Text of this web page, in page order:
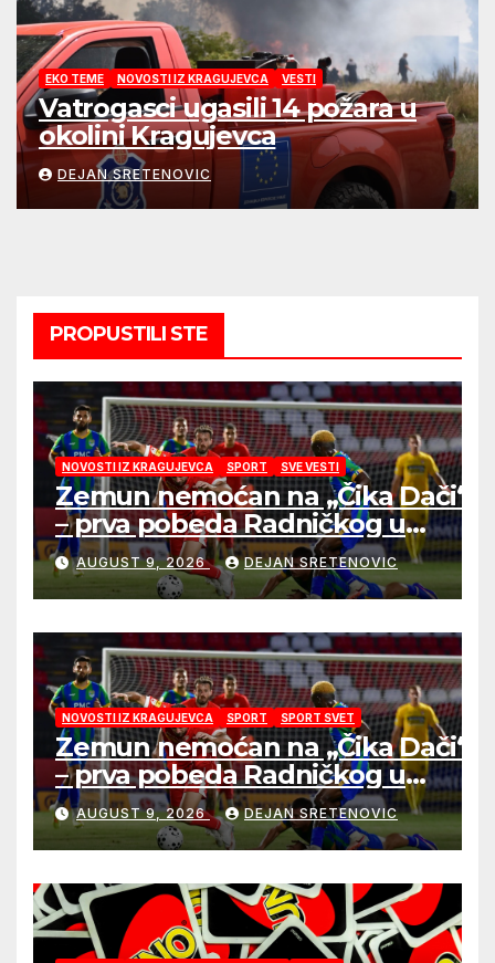
EKO TEME NOVOSTI IZ KRAGUJEVCA VESTI
Vatrogasci ugasili 14 požara u
okolini Kragujevca
DEJAN SRETENOVIC
PROPUSTILI STE
NOVOSTI IZ KRAGUJEVCA SPORT SVE VESTI
Zemun nemoćan na „Čika Dači“
– prva pobeda Radničkog u
drugom mandatu Feđe Dudića
AUGUST 9, 2026 DEJAN SRETENOVIC
NOVOSTI IZ KRAGUJEVCA SPORT SPORT SVET
Zemun nemoćan na „Čika Dači“
– prva pobeda Radničkog u
drugom mandatu Feđe Dudića
AUGUST 9, 2026 DEJAN SRETENOVIC